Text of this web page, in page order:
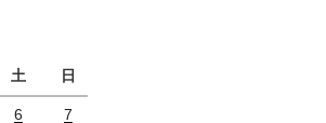
土 日
6 7